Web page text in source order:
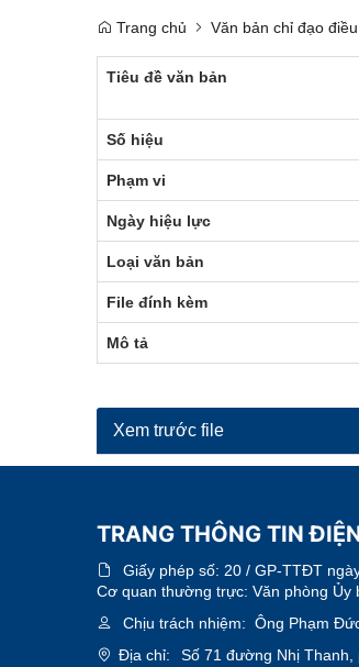
Trang chủ Văn bản chỉ đạo
Tiêu đề văn bản
Số hiệu
Phạm vi
Ngày hiệu lực
Loại văn bản
File đính kèm
Mô tả
Xem trước file
TRANG THÔNG TIN
Giấy phép số: 20 / GP-TTĐT
Cơ quan thường trực: Văn phòng Ủy
Chịu trách nhiệm: Ông Phạm
Địa chỉ:
Số 71 đường Nhị